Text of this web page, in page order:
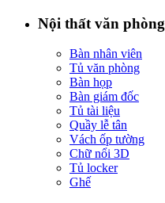
Nội thất văn phòng
Bàn nhân viên
Tủ văn phòng
Bàn họp
Bàn giám đốc
Tủ tài liệu
Quầy lễ tân
Vách ốp tường
Chữ nổi 3D
Tủ locker
Ghế